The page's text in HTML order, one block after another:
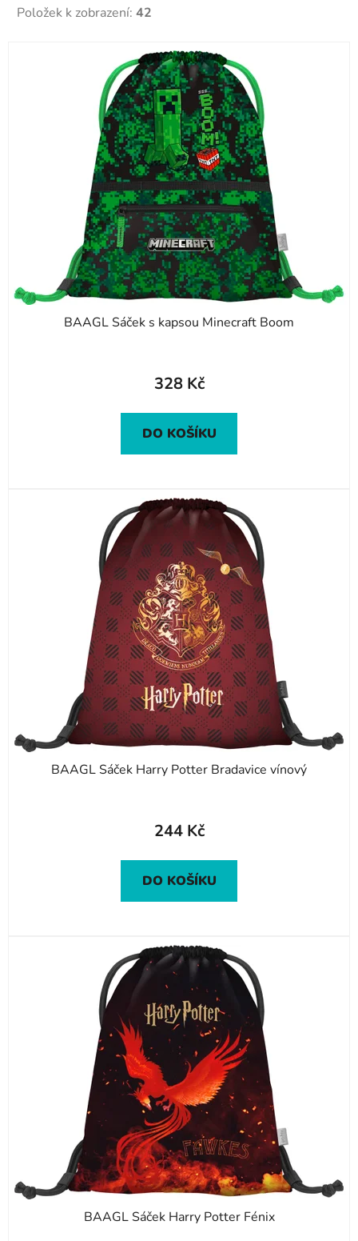
Položek k zobrazení: 42
ů
BAAGL Sáček s kapsou Minecraft Boom
328 Kč
DO KOŠÍKU
BAAGL Sáček Harry Potter Bradavice vínový
244 Kč
DO KOŠÍKU
BAAGL Sáček Harry Potter Fénix